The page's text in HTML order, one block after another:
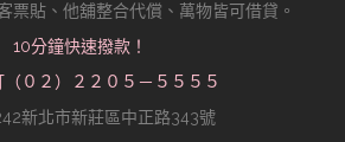
票貼、他舖整合代償、萬物皆可借貸。
10分鐘快速撥款！
（０２）２２０５－５５５５
新北市新莊區中正路343號